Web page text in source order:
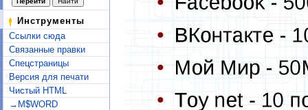
Инструменты
Ссылки сюда
Связанные правки
Спецстраницы
Версия для печати
Чистый HTML
→M$WORD